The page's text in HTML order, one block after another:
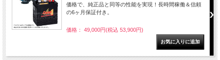
価格で、純正品と同等の性能を実現！長時間稼働＆信頼
の6ヶ月保証付き。
価格： 49,000円(税込 53,900円)